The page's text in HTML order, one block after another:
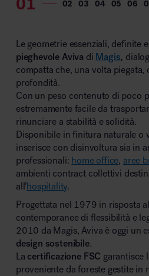
Le geometrie essenziali, definite
pieghevole Aviva di Magis,
compatta che, una volta
profondità.
Con un peso contenuto di poco
estremamente facile da
rinunciare a stabilità e solidità.
Disponibile in finitura naturale o
inserisce con disinvoltura sia in
professionali: home office, aree
ambienti contract collettivi
all’hospitality.
Progettata nel 1979 in risposta
contemporanee di flessibilità e
2010 da Magis, Aviva è oggi un
design sostenibile.
La certificazione FSC garantisce
proveniente da foreste gestite in